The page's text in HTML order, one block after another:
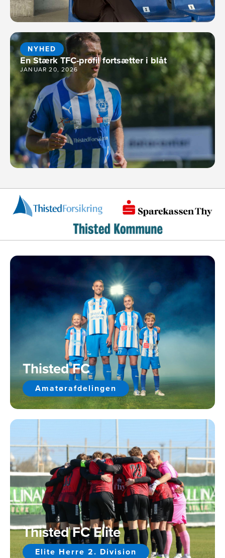
NYHED
En Stærk TFC-profil fortsætter i blåt
JANUAR 20, 2026
Thisted FC
Amatørafdelingen
Thisted FC Elite
Elite Herre 2. Division